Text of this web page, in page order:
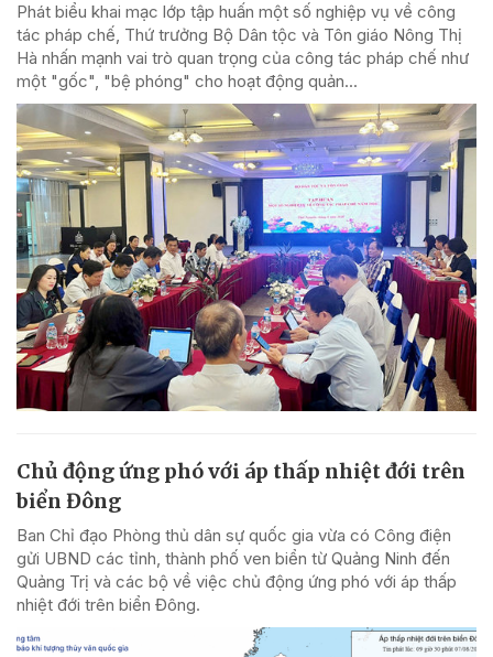
Phát biểu khai mạc lớp tập huấn một số nghiệp vụ về công
tác pháp chế, Thứ trưởng Bộ Dân tộc và Tôn giáo Nông Thị
Hà nhấn mạnh vai trò quan trọng của công tác pháp chế như
một "gốc", "bệ phóng" cho hoạt động quản...
Chủ động ứng phó với áp thấp nhiệt đới trên
biển Đông
Ban Chỉ đạo Phòng thủ dân sự quốc gia vừa có Công điện
gửi UBND các tỉnh, thành phố ven biển từ Quảng Ninh đến
Quảng Trị và các bộ về việc chủ động ứng phó với áp thấp
nhiệt đới trên biển Đông.